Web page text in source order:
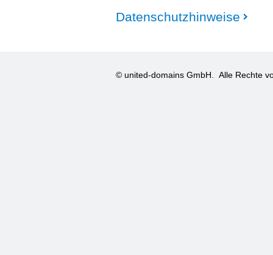
Datenschutzhinweise
© united-domains GmbH. Alle Rechte